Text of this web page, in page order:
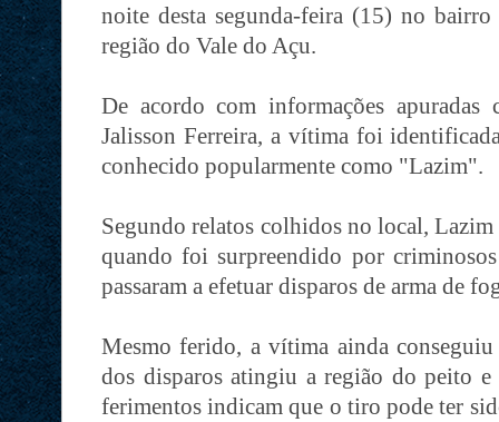
noite desta segunda-feira (15) no
região do Vale do Açu.
De acordo com informações
Jalisson Ferreira, a vítima foi
conhecido popularmente como "Lazim".
Segundo relatos colhidos no local, Lazim
quando foi surpreendido por
passaram a efetuar disparos de arma de
Mesmo ferido, a vítima ainda
dos disparos atingiu a região do peito
ferimentos indicam que o tiro pode ter